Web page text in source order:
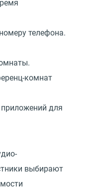
телефона.
комнат
приложений для
выбирают